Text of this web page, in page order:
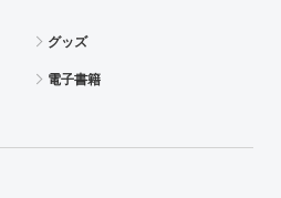
グッズ
電子書籍